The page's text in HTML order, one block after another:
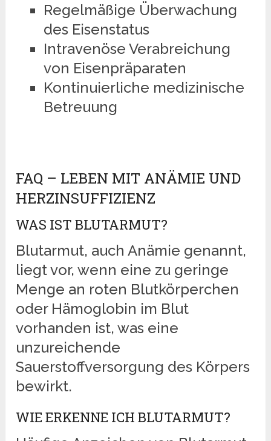
Regelmäßige Überwachung
des Eisenstatus
Intravenöse Verabreichung
von Eisenpräparaten
Kontinuierliche medizinische
Betreuung
FAQ – LEBEN MIT ANÄMIE UND
HERZINSUFFIZIENZ
WAS IST BLUTARMUT?
Blutarmut, auch Anämie genannt,
liegt vor, wenn eine zu geringe
Menge an roten Blutkörperchen
oder Hämoglobin im Blut
vorhanden ist, was eine
unzureichende
Sauerstoffversorgung des Körpers
bewirkt.
WIE ERKENNE ICH BLUTARMUT?